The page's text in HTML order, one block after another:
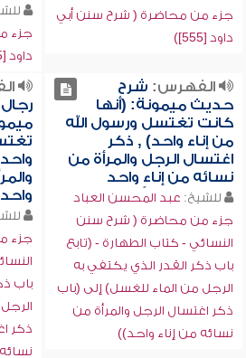
جزء من محاضرة ( شرح سنن أبي
داود [555])
جزء
داود [555])
الفهرس: شرح
حديث ميمونة: (أنها
كانت تغتسل ورسول الله
من إناء واحد) , ذكر
اغتسال الرجل والمرأة من
نسائه من إناءٍ واحد
للشيخ: عبد المحسن العباد
جزء من محاضرة ( شرح سنن
النسائي - كتاب الطهارة - (تابع
باب ذكر القدر الذي يكتفي به
الرجل من الماء للغسل) إلى (باب
ذكر اغتسال الرجل والمرأة من
نسائه من إناء واحد))
واحد
جزء
باب
ذكر